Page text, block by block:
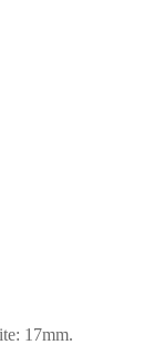
17mm.